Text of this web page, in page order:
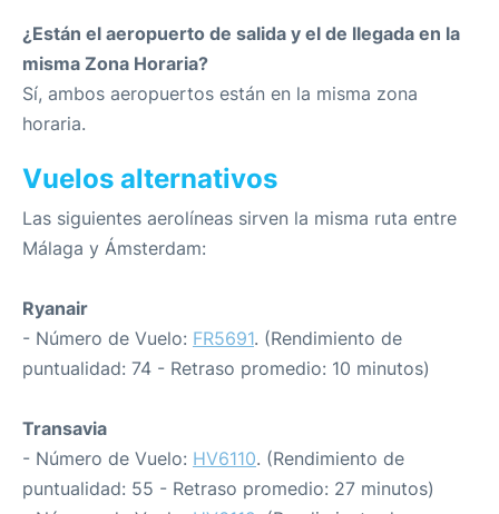
¿Están el aeropuerto de salida y el de llegada en la
misma Zona Horaria?
Sí, ambos aeropuertos están en la misma zona
horaria.
Vuelos alternativos
Las siguientes aerolíneas sirven la misma ruta entre
Málaga y Ámsterdam:
Ryanair
- Número de Vuelo: FR5691. (Rendimiento de
puntualidad: 74 - Retraso promedio: 10 minutos)
Transavia
- Número de Vuelo: HV6110. (Rendimiento de
puntualidad: 55 - Retraso promedio: 27 minutos)